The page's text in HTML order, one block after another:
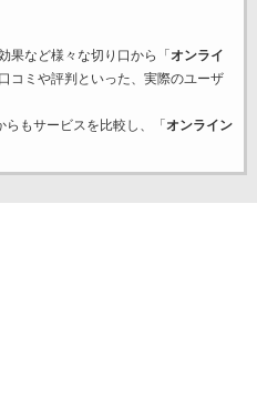
果など様々な切り口から「 オンライ
コミや評判といった、実際のユーザ
らもサービスを比較し、「 オンライン